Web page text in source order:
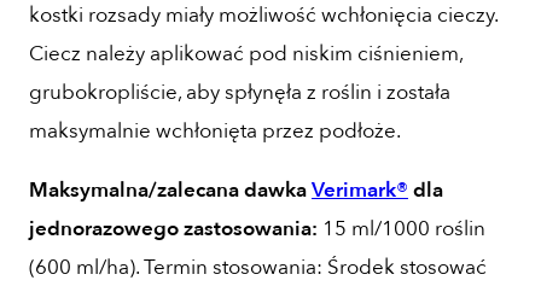
kostki rozsady miały możliwość wchłonięcia cieczy.
Ciecz należy aplikować pod niskim ciśnieniem,
grubokropliście, aby spłynęła z roślin i została
maksymalnie wchłonięta przez podłoże.
Maksymalna/zalecana dawkaVerimark® dla
jednorazowego zastosowania: 15 ml/1000 roślin
(600 ml/ha). Termin stosowania: Środek stosować